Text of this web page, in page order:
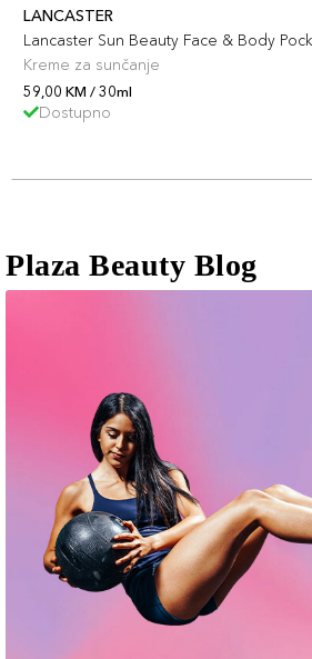
LANCASTER
Lancaster Sun Beauty Face & Body
Kreme za sunčanje
59,00 KM / 30ml
Dostupno
Plaza Beauty Blog